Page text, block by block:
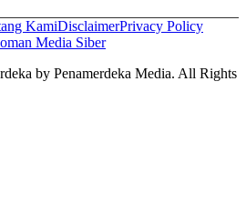
KamiDisclaimerPrivacy Policy
Media Siber
by Penamerdeka Media. All Rights